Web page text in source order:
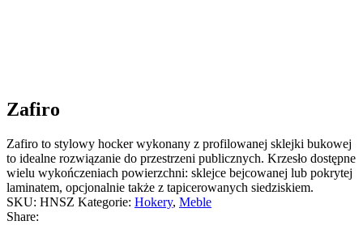
Zafiro
Zafiro to stylowy hocker wykonany z profilowanej sklejki bukowej
to idealne rozwiązanie do przestrzeni publicznych. Krzesło dostępne
wielu wykończeniach powierzchni: sklejce bejcowanej lub pokrytej
laminatem, opcjonalnie także z tapicerowanych siedziskiem.
SKU: HNSZ Kategorie: Hokery, Meble
Share: